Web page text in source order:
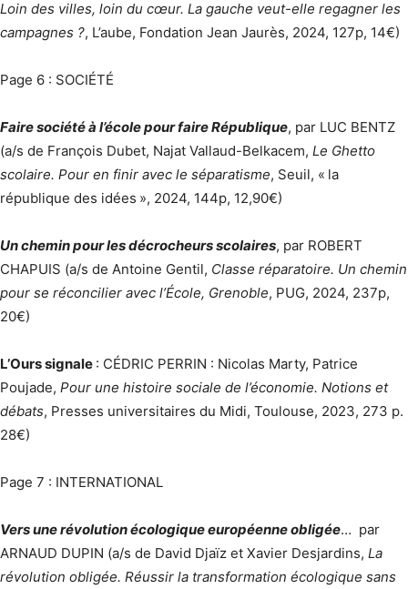
Loin des villes, loin du cœur. La gauche veut-elle regagner les
campagnes ?, L’aube, Fondation Jean Jaurès, 2024, 127p, 14€)
Page 6 : SOCIÉTÉ
Faire société à l’école pour faire République, par LUC BENTZ
(a/s de François Dubet, Najat Vallaud-Belkacem, Le Ghetto
scolaire. Pour en finir avec le séparatisme, Seuil, « la
république des idées », 2024, 144p, 12,90€)
Un chemin pour les décrocheurs scolaires, par ROBERT
CHAPUIS (a/s de Antoine Gentil, Classe réparatoire. Un chemin
pour se réconcilier avec l’École, Grenoble, PUG, 2024, 237p,
20€)
L’Ours signale : CÉDRIC PERRIN : Nicolas Marty, Patrice
Poujade, Pour une histoire sociale de l’économie. Notions et
débats, Presses universitaires du Midi, Toulouse, 2023, 273 p.
28€)
Page 7 : INTERNATIONAL
Vers une révolution écologique européenne obligée… par
ARNAUD DUPIN (a/s de David Djaïz et Xavier Desjardins, La
révolution obligée. Réussir la transformation écologique sans